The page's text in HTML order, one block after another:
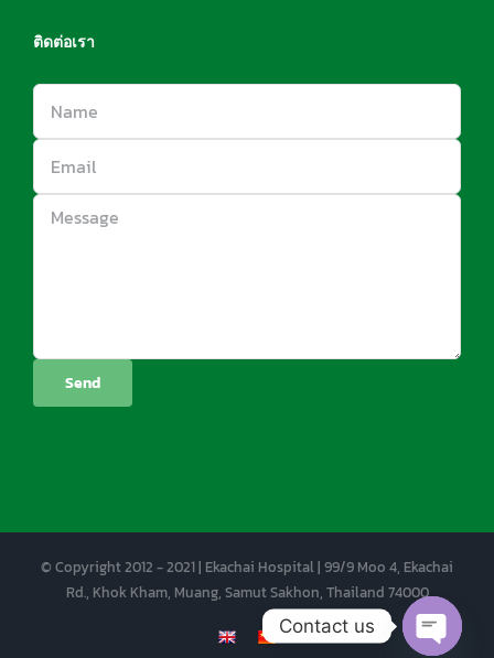
ติดต่อเรา
© Copyright 2012 - 2021 | Ekachai Hospital | 99/9 Moo 4, Ekachai
Rd., Khok Kham, Muang, Samut Sakhon, Thailand 74000
EN CNContact us